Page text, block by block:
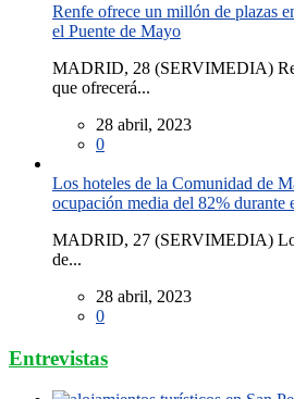
Renfe ofrece un millón de plazas
el Puente de Mayo
MADRID, 28 (SERVIMEDIA)
que ofrecerá...
28 abril, 2023
0
Los hoteles de la Comunidad de
ocupación media del 82% durante
MADRID, 27 (SERVIMEDIA)
de...
28 abril, 2023
0
Entrevistas